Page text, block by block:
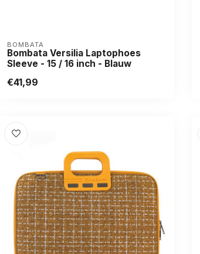
BOMBATA
Bombata Versilia Laptophoes
Sleeve - 15 / 16 inch - Blauw
€41,99